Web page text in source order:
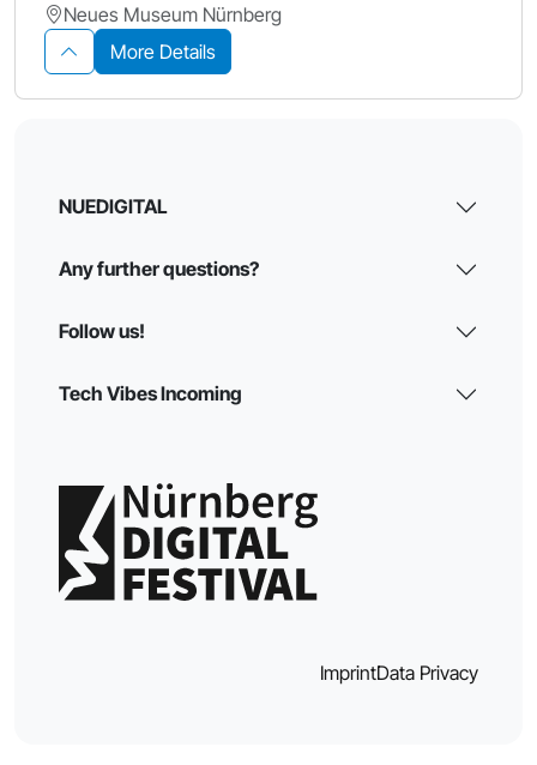
Neues Museum Nürnberg
More Details
NUEDIGITAL
Any further questions?
Follow us!
Tech Vibes Incoming
ImprintData Privacy